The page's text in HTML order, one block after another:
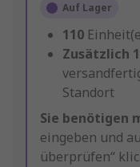
Auf Lager
110
Zusätzlich
Standort
Sie benötigen
eingeben und
überprüfen“